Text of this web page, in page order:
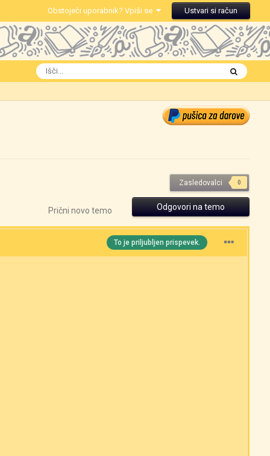
Obstoječi uporabnik? Vpiši se Ustvari si račun
Zasledovalci 0
Odgovori na temo
Prični novo temo
To je priljubljen prispevek.